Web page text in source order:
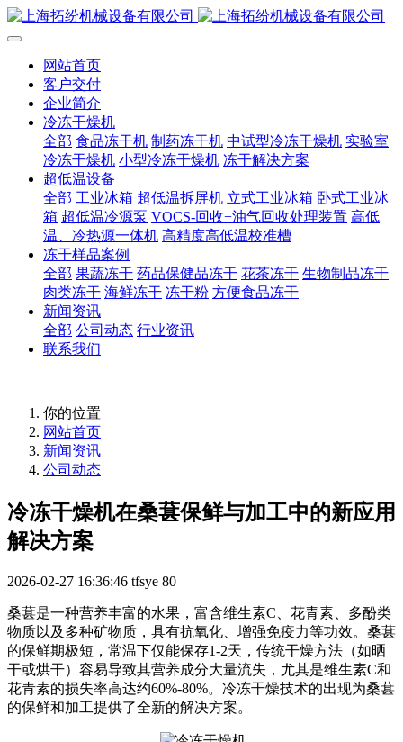
网站首页
客户交付
企业简介
冷冻干燥机
全部 食品冻干机 制药冻干机 中试型冷冻干燥机 实验室
冷冻干燥机 小型冷冻干燥机 冻干解决方案
超低温设备
全部 工业冰箱 超低温拆屏机 立式工业冰箱 卧式工业冰
箱 超低温冷源泵 VOCS-回收+油气回收处理装置 高低
温、冷热源一体机 高精度高低温校准槽
冻干样品案例
全部 果蔬冻干 药品保健品冻干 花茶冻干 生物制品冻干
肉类冻干 海鲜冻干 冻干粉 方便食品冻干
新闻资讯
全部 公司动态 行业资讯
联系我们
你的位置
网站首页
新闻资讯
公司动态
冷冻干燥机在桑葚保鲜与加工中的新应用
解决方案
2026-02-27 16:36:46 tfsye 80
桑葚是一种营养丰富的水果，富含维生素C、花青素、多酚类
物质以及多种矿物质，具有抗氧化、增强免疫力等功效。桑葚
的保鲜期极短，常温下仅能保存1-2天，传统干燥方法（如晒
干或烘干）容易导致其营养成分大量流失，尤其是维生素C和
花青素的损失率高达约60%-80%。冷冻干燥技术的出现为桑葚
的保鲜和加工提供了全新的解决方案。